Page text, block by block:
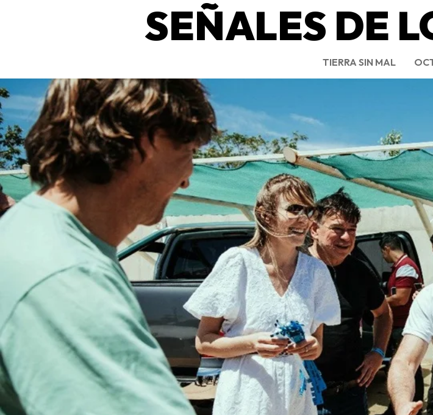
SEÑALES DE
TIERRA SIN MAL